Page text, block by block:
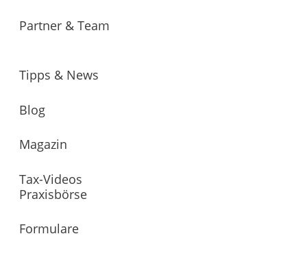
Partner & Team
Tipps & News
Blog
Magazin
Tax-Videos
Praxisbörse
Formulare